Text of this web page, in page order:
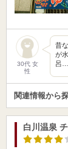
30代 女
性
昔
が
呂…
関連情報から
白川温泉